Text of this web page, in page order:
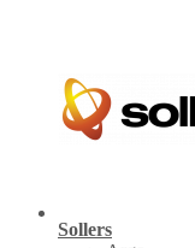
Sollers